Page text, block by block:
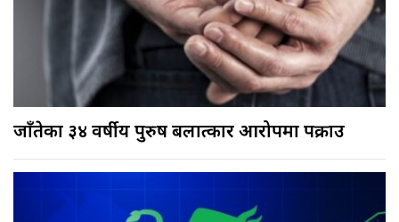
जाँतेका ३४ वर्षीय पुरुष बलात्कार आरोपमा पक्राउ